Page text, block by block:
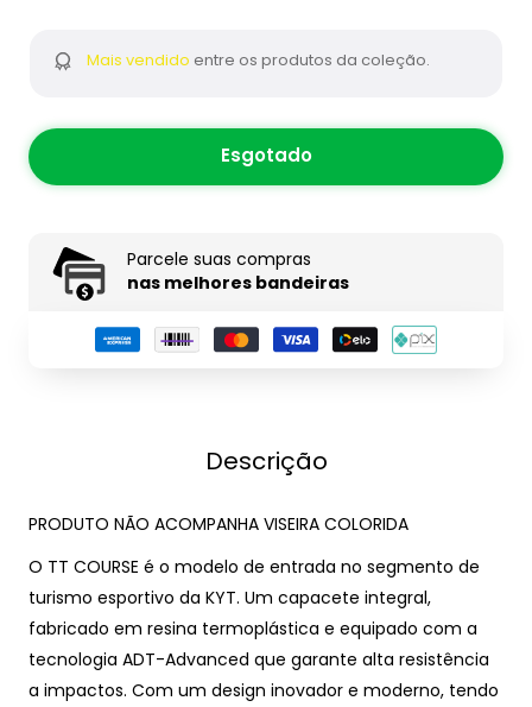
Mais vendido entre os produtos da coleção.
Esgotado
Parcele suas compras
nas melhores bandeiras
Descrição
PRODUTO NÃO ACOMPANHA VISEIRA COLORIDA
O TT COURSE é o modelo de entrada no segmento de
turismo esportivo da KYT. Um capacete integral,
fabricado em resina termoplástica e equipado com a
tecnologia ADT-Advanced que garante alta resistência
a impactos. Com um design inovador e moderno, tendo